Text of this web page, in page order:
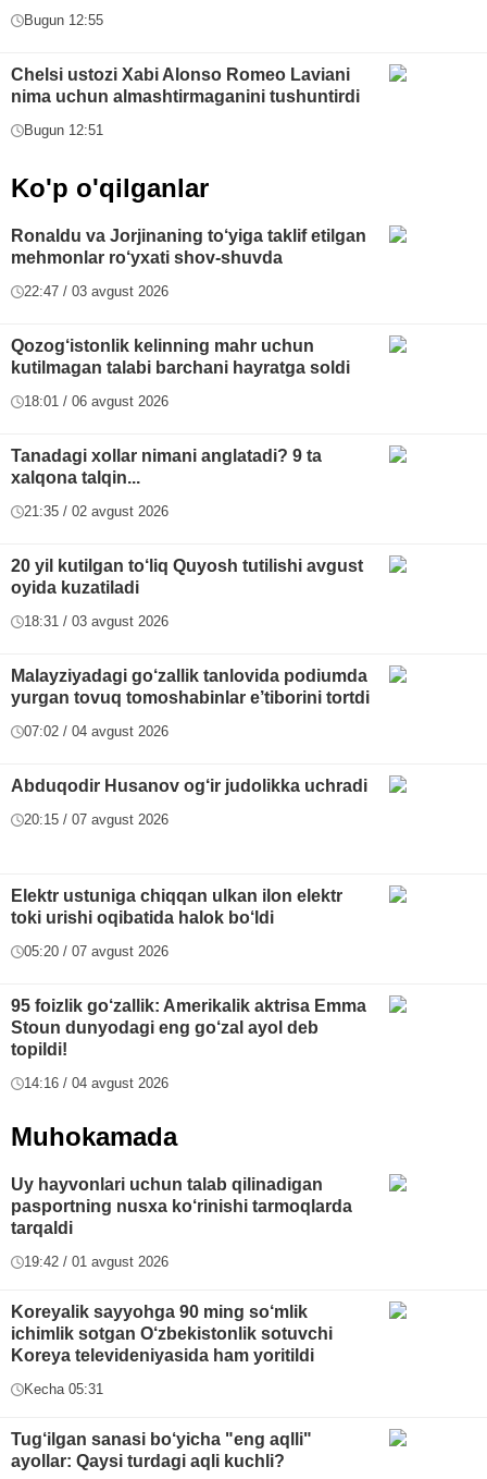
Bugun 12:55
Chelsi ustozi Xabi Alonso Romeo Laviani
nima uchun almashtirmaganini tushuntirdi
Bugun 12:51
Ko'p o'qilganlar
Ronaldu va Jorjinaning to‘yiga taklif etilgan
mehmonlar ro‘yxati shov-shuvda
22:47 / 03 avgust 2026
Qozog‘istonlik kelinning mahr uchun
kutilmagan talabi barchani hayratga soldi
18:01 / 06 avgust 2026
Tanadagi xollar nimani anglatadi? 9 ta
xalqona talqin...
21:35 / 02 avgust 2026
20 yil kutilgan to‘liq Quyosh tutilishi avgust
oyida kuzatiladi
18:31 / 03 avgust 2026
Malayziyadagi go‘zallik tanlovida podiumda
yurgan tovuq tomoshabinlar e’tiborini tortdi
07:02 / 04 avgust 2026
Abduqodir Husanov og‘ir judolikka uchradi
20:15 / 07 avgust 2026
Elektr ustuniga chiqqan ulkan ilon elektr
toki urishi oqibatida halok bo‘ldi
05:20 / 07 avgust 2026
95 foizlik go‘zallik: Amerikalik aktrisa Emma
Stoun dunyodagi eng go‘zal ayol deb
topildi!
14:16 / 04 avgust 2026
Muhokamada
Uy hayvonlari uchun talab qilinadigan
pasportning nusxa ko‘rinishi tarmoqlarda
tarqaldi
19:42 / 01 avgust 2026
Koreyalik sayyohga 90 ming so‘mlik
ichimlik sotgan O‘zbekistonlik sotuvchi
Koreya televideniyasida ham yoritildi
Kecha 05:31
Tug‘ilgan sanasi bo‘yicha "eng aqlli"
ayollar: Qaysi turdagi aqli kuchli?